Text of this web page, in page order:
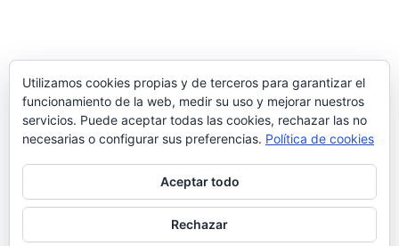
© 2026 Manquepierda - Tema para WordPress
Utilizamos cookies propias y de terceros para garantizar el
funcionamiento de la web, medir su uso y mejorar nuestros
servicios. Puede aceptar todas las cookies, rechazar las no
necesarias o configurar sus preferencias. Política de cookies
Aceptar todo
Rechazar